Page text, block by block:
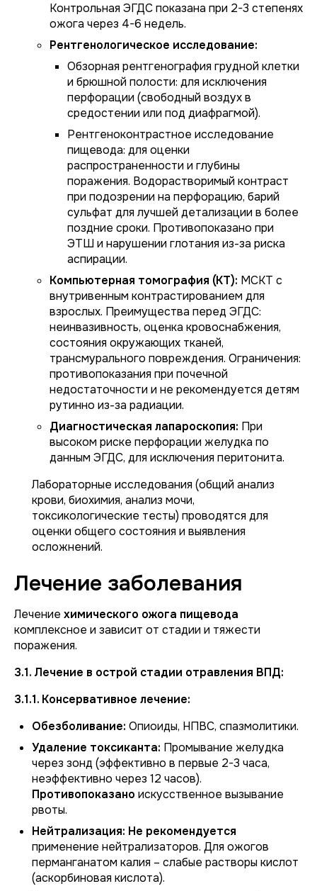
Контрольная ЭГДС показана при 2-3 степенях
ожога через 4-6 недель.
Рентгенологическое исследование:
Обзорная рентгенография грудной клетки
и брюшной полости: для исключения
перфорации (свободный воздух в
средостении или под диафрагмой).
Рентгеноконтрастное исследование
пищевода: для оценки
распространенности и глубины
поражения. Водорастворимый контраст
при подозрении на перфорацию, барий
сульфат для лучшей детализации в более
поздние сроки. Противопоказано при
ЭТШ и нарушении глотания из-за риска
аспирации.
Компьютерная томография (КТ): МСКТ с
внутривенным контрастированием для
взрослых. Преимущества перед ЭГДС:
неинвазивность, оценка кровоснабжения,
состояния окружающих тканей,
трансмурального повреждения. Ограничения:
противопоказания при почечной
недостаточности и не рекомендуется детям
рутинно из-за радиации.
Диагностическая лапароскопия: При
высоком риске перфорации желудка по
данным ЭГДС, для исключения перитонита.
Лабораторные исследования (общий анализ
крови, биохимия, анализ мочи,
токсикологические тесты) проводятся для
оценки общего состояния и выявления
осложнений.
Лечение заболевания
Лечение химического ожога пищевода
комплексное и зависит от стадии и тяжести
поражения.
3.1. Лечение в острой стадии отравления ВПД:
3.1.1. Консервативное лечение:
Обезболивание: Опиоиды, НПВС, спазмолитики.
Удаление токсиканта: Промывание желудка
через зонд (эффективно в первые 2-3 часа,
неэффективно через 12 часов).
Противопоказано искусственное вызывание
рвоты.
Нейтрализация: Не рекомендуется
применение нейтрализаторов. Для ожогов
перманганатом калия – слабые растворы кислот
(аскорбиновая кислота).